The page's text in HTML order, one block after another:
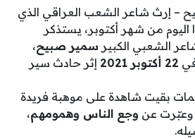
– إرث شاعر الشعب العراقي الذي
من شهر أكتوبر، يستذكر
الشعبي الكبير سمير صبيح،
22 أكتوبر 2021
إثر حادث سير
بقيت شاهدة على موهبة فريدة
وعبّرت عن وجع الناس وهمومهم،